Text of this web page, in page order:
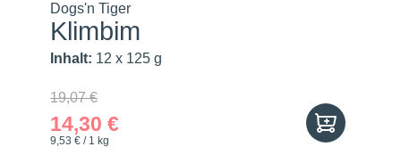
Dogs'n Tiger
Klimbim
Inhalt: 12 x 125 g
19,07 €
14,30 €
9,53 € / 1 kg